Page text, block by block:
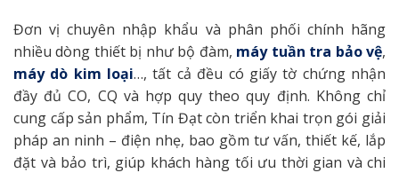
Đơn vị chuyên nhập khẩu và phân phối chính hãng
nhiều dòng thiết bị như bộ đàm, máy tuần tra bảo vệ,
máy dò kim loại…, tất cả đều có giấy tờ chứng nhận
đầy đủ CO, CQ và hợp quy theo quy định. Không chỉ
cung cấp sản phẩm, Tín Đạt còn triển khai trọn gói giải
pháp an ninh – điện nhẹ, bao gồm tư vấn, thiết kế, lắp
đặt và bảo trì, giúp khách hàng tối ưu thời gian và chi